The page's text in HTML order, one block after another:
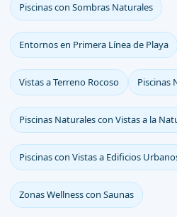
Piscinas con Sombras Naturales
Entornos en Primera Línea de Playa
Vistas a Terreno Rocoso Piscinas
Piscinas Naturales con Vistas a la
Piscinas con Vistas a Edificios
Zonas Wellness con Saunas